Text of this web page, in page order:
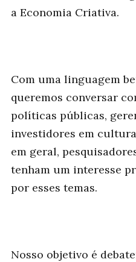
a Economia Criativa.
Com uma linguagem
queremos conversar
políticas públicas,
investidores em
em geral,
tenham um interesse
por esses temas.
Nosso objetivo é